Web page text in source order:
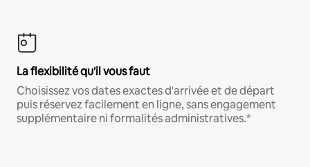
La flexibilité qu'il vous faut
Choisissez vos dates exactes d'arrivée et de départ
puis réservez facilement en ligne, sans engagement
supplémentaire ni formalités administratives.*